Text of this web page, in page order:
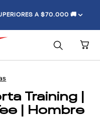
A $70.000 🚚
Training |
| Hombre